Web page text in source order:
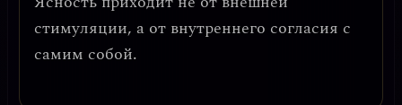
стимуляции, а от внутреннего согласия с
самим собой.